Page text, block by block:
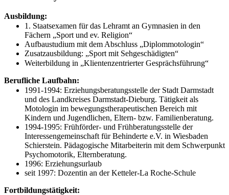
Ausbildung:
1. Staatsexamen für das Lehramt an Gymnasien in den
Fächern „Sport und ev. Religion“
Aufbaustudium mit dem Abschluss „Diplommotologin“
Zusatzausbildung: „Sport mit Sehgeschädigten“
Weiterbildung in „Klientenzentrierter Gesprächsführung“
Berufliche Laufbahn:
1991-1994: Erziehungsberatungsstelle der Stadt Darmstadt
und des Landkreises Darmstadt-Dieburg. Tätigkeit als
Motologin im bewegungstherapeutischen Bereich mit
Kindern und Jugendlichen, Eltern- bzw. Familienberatung.
1994-1995: Frühförder- und Frühberatungsstelle der
Interessengemeinschaft für Behinderte e.V. in Wiesbaden
Schierstein. Pädagogische Mitarbeiterin mit dem Schwerpunkt
Psychomotorik, Elternberatung.
1996: Erziehungsurlaub
seit 1997: Dozentin an der Ketteler-La Roche-Schule
Fortbildungstätigkeit: